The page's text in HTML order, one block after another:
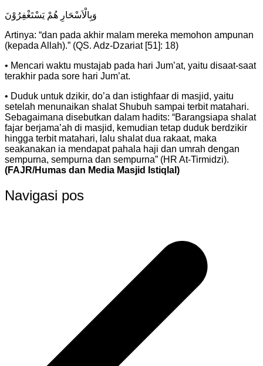
وَبِالْاَسْحَارِ هُمْ يَسْتَغْفِرُوْنَ
Artinya: “dan pada akhir malam mereka memohon ampunan
(kepada Allah).” (QS. Adz-Dzariat [51]: 18)
• Mencari waktu mustajab pada hari Jum’at, yaitu disaat-saat
terakhir pada sore hari Jum’at.
• Duduk untuk dzikir, do’a dan istighfaar di masjid, yaitu
setelah menunaikan shalat Shubuh sampai terbit matahari.
Sebagaimana disebutkan dalam hadits: “Barangsiapa shalat
fajar berjama’ah di masjid, kemudian tetap duduk berdzikir
hingga terbit matahari, lalu shalat dua rakaat, maka
seakanakan ia mendapat pahala haji dan umrah dengan
sempurna, sempurna dan sempurna” (HR At-Tirmidzi).
(FAJR/Humas dan Media Masjid Istiqlal)
Navigasi pos